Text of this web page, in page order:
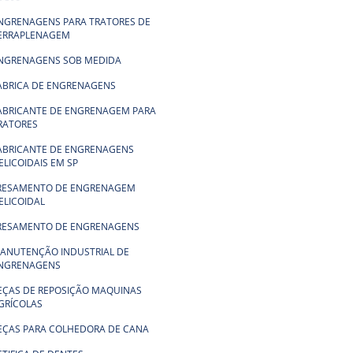
PARA TRATORES DE
SOB MEDIDA
DE ENGRENAGENS
DE ENGRENAGEM PARA
DE ENGRENAGENS
EM SP
DE ENGRENAGEM
DE ENGRENAGENS
INDUSTRIAL DE
DE REPOSIÇÃO MAQUINAS
PARA COLHEDORA DE CANA